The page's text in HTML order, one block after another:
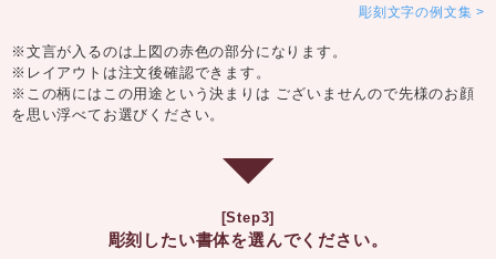
彫刻文字の例文集
※文言が入るのは上図の赤色の部分になります。
※レイアウトは注文後確認できます。
※この柄にはこの用途という決まりは ございませんので先様のお顔
を思い浮べてお選びください。
[Step3]
彫刻したい書体を選んでください。